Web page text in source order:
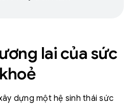
lai của sức
khoẻ
dựng một hệ sinh thái sức